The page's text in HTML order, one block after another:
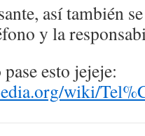
así también
y la
esto jejeje:
wiki/